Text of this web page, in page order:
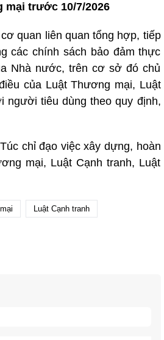
trước 10/7/2026
quan liên quan tổng hợp, tiếp
các chính sách bảo đảm thực
Nhà nước, trên cơ sở đó chủ
của Luật Thương mại, Luật
người tiêu dùng theo quy định,
chỉ đạo việc xây dựng, hoàn
mại, Luật Cạnh tranh, Luật
Luật Cạnh tranh